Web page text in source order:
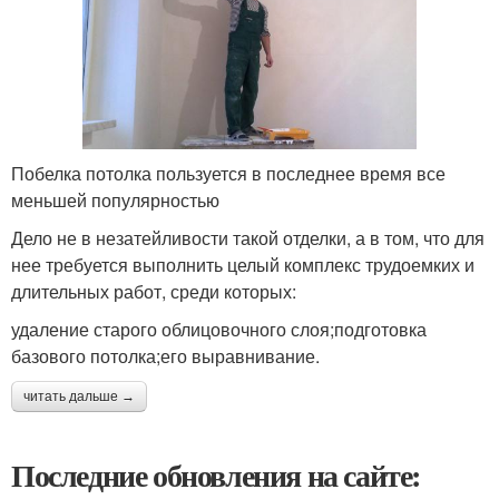
Побелка потолка пользуется в последнее время все
меньшей популярностью
Дело не в незатейливости такой отделки, а в том, что для
нее требуется выполнить целый комплекс трудоемких и
длительных работ, среди которых:
удаление старого облицовочного слоя;подготовка
базового потолка;его выравнивание.
читать дальше →
Последние обновления на сайте: